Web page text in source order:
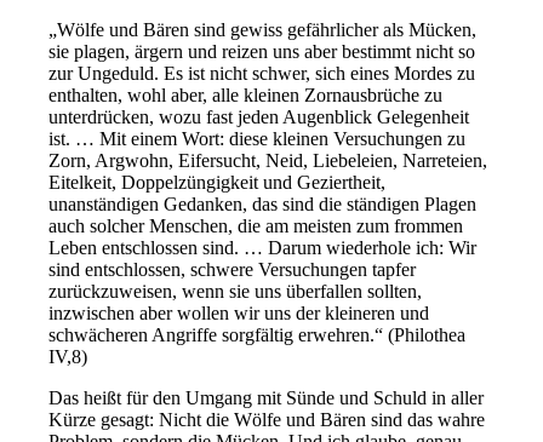
„Wölfe und Bären sind gewiss gefährlicher als Mücken,
sie plagen, ärgern und reizen uns aber bestimmt nicht so
zur Ungeduld. Es ist nicht schwer, sich eines Mordes zu
enthalten, wohl aber, alle kleinen Zornausbrüche zu
unterdrücken, wozu fast jeden Augenblick Gelegenheit
ist. … Mit einem Wort: diese kleinen Versuchungen zu
Zorn, Argwohn, Eifersucht, Neid, Liebeleien, Narreteien,
Eitelkeit, Doppelzüngigkeit und Geziertheit,
unanständigen Gedanken, das sind die ständigen Plagen
auch solcher Menschen, die am meisten zum frommen
Leben entschlossen sind. … Darum wiederhole ich: Wir
sind entschlossen, schwere Versuchungen tapfer
zurückzuweisen, wenn sie uns überfallen sollten,
inzwischen aber wollen wir uns der kleineren und
schwächeren Angriffe sorgfältig erwehren.“ (Philothea
IV,8)
Das heißt für den Umgang mit Sünde und Schuld in aller
Kürze gesagt: Nicht die Wölfe und Bären sind das wahre